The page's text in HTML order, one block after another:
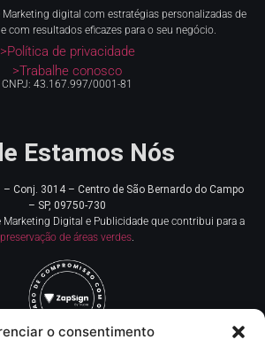
o consentimento
digital com estratégias personalizadas de
com resultados eficazes para o seu negócio.
>Política de privacidade
>Trabalhe conosco
CNPJ: 43.167.997/0001-81
Estamos Nós
Conj. 3014 – Centro de São Bernardo do Campo
– SP, 09750-730
Digital e Publicidade que contribui para a
preservação de áreas verdes.